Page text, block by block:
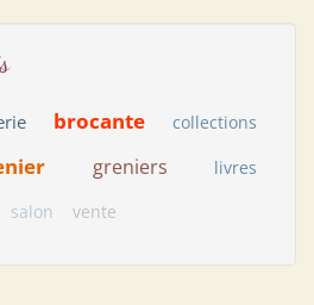
brocante collections
greniers
livres
salon vente